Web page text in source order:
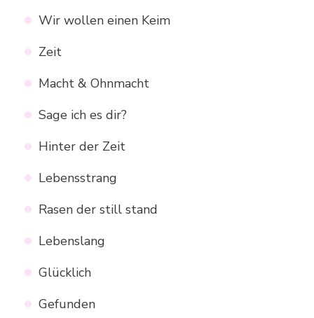
Wir wollen einen Keim
Zeit
Macht & Ohnmacht
Sage ich es dir?
Hinter der Zeit
Lebensstrang
Rasen der still stand
Lebenslang
Glücklich
Gefunden